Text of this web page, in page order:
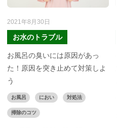
2021年8月30日
お水のトラブル
お風呂の臭いには原因があっ
た！原因を突き止めて対策しよ
う
お風呂 におい 対処法
掃除のコツ